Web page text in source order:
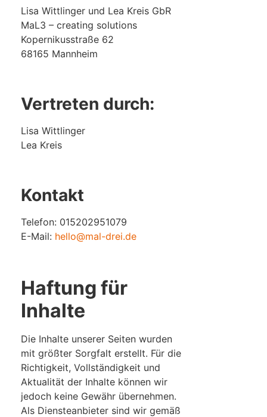
Lisa Wittlinger und Lea Kreis GbR
MaL3 – creating solutions
Kopernikusstraße 62
68165 Mannheim
Vertreten durch:
Lisa Wittlinger
Lea Kreis
Kontakt
Telefon: 015202951079
E-Mail: hello@mal-drei.de
Haftung für
Inhalte
Die Inhalte unserer Seiten wurden
mit größter Sorgfalt erstellt. Für die
Richtigkeit, Vollständigkeit und
Aktualität der Inhalte können wir
jedoch keine Gewähr übernehmen.
Als Diensteanbieter sind wir gemäß